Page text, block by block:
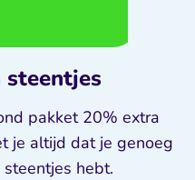
steentjes
pakket 20% extra
je altijd dat je genoeg
hebt.